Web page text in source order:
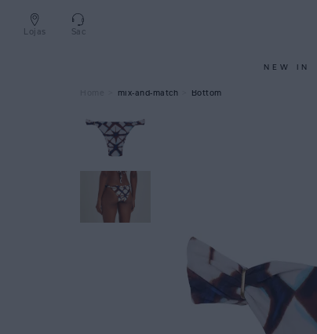
Lojas Sac
NEW IN
mix-and-match Bottom